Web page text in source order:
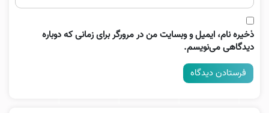
ذخیره نام، ایمیل و وبسایت من در مرورگر برای زمانی که دوباره
دیدگاهی می‌نویسم.